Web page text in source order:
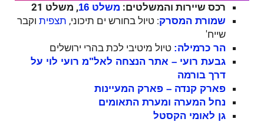
רכס שיירות והמשלטים: משלט 16 , משלט 21
שמורת המסרק: טיול בחורש ים תיכוני, תצפית וקבר
שייח'
הר כרמילה: טיול מיטיבי לכת בהרי ירושלים
גבעת רועי – אתר הנצחה לאל"מ רועי לוי על
דרך בורמה
פארק קנדה – פארק המעיינות
נחל המערה ומערת התאומים
גן לאומי הקסטל